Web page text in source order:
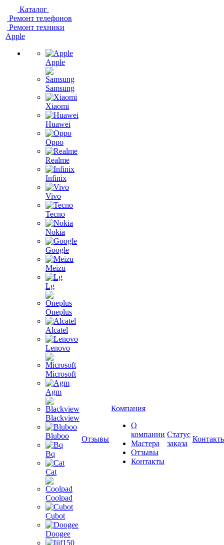
Каталог
Ремонт телефонов
Ремонт техники
Apple
Apple
Samsung
Xiaomi
Huawei
Oppo
Realme
Infinix
Vivo
Tecno
Nokia
Google
Meizu
Lg
Oneplus
Alcatel
Lenovo
Microsoft
Agm
Blackview
Bluboo
Bq
Cat
Coolpad
Cubot
Doogee
Отзывы
Компания
О
компании
Мастера
Отзывы
Контакты
Статус
заказа